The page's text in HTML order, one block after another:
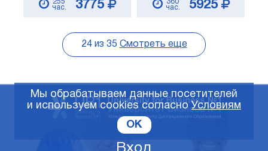
255
час.
3775
360
час.
5925
24из 35 Смотреть еще
Вход
Мы обрабатываем данные посетителей
и используем cookies согласноУсловиям
OK